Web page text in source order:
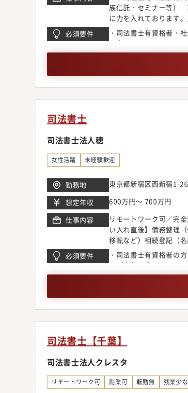
族信託・セミナー等）
に力を入れております
必須要件
・司法書士有資格者・
の方
司法書士
司法書士法人穂
女性活躍 未経験歓迎
勤務地
東京都新宿区西新宿1-
想定年収
600万円～ 700万円
仕事内容
リモートワーク可／完
い入れ直後】債務整理
移転など）相続登記（
債務整理を中心に担当
研修は、経験者1日、
実務を通して経験を積
す。【キャリアパス】
必須要件
・司法書士有資格者の
もご応募可能です
司法書士【千葉】
司法書士法人クレスタ
リモートワーク可 副業可 転勤無 残業少